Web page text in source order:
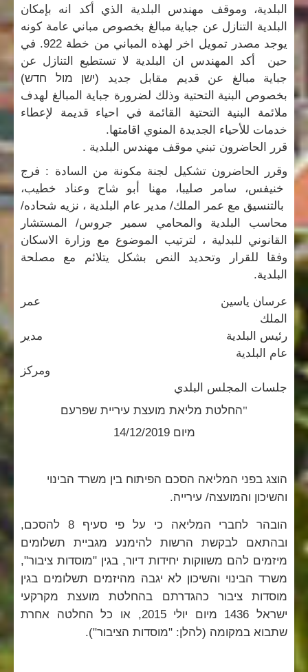
البلدية، وموقف مهندس البلدية الذي أكد انه بإمكان
البلدية التنازل عن جباية مبالغ بخصوص مباني عامة كونه
يوجد مصدر تمويل اخر لهذه المباني من خطة 922. في
حين أكد المهندس ان البلدية لا تستطيع التنازل عن
جباية مبالغ عن قديم مقابل جديد (ישן מול חדש)
بخصوص البنية التحتية وذلك لضرورة جباية المبالغ لهدف
ملائمة البنية التحتية القائمة في احياء قديمة لإعطاء
خدمات للأحياء الجديدة المنوي اقامتها.
قرر الحاضرون تبني موقف مهندس البلدية .
وقرر الحاضرون تشكيل لجنة مكونة من السادة : فرج
خنيفس، سامر صليبا، مهنا أبو شاح وعناد خطيب،
بالتنسيق مع عمر الملك/ مدير عام البلدية ، نزيه شحاده/
محاسب البلدية والمحامي سمير جروس/ المستشار
القانوني للبدلية ، لترتيب الموضوع مع وزارة الاسكان
وفقا للقرار وتحديد النص بشكل يتلائم مع مصلحة
البلدية.
عرسان ياسين عمر
الملك
رئيس البلدية مدير
عام البلدية
ومركز
جلسات المجلس البلدي
החלטת מליאת מועצת עיריית שפרעם"
מיום 14/12/2019
הוצג בפני המליאה הסכם הפיתוח בין משרד הבינוי
והשיכון והמועצה/ עירייה.
הובהר לחברי המליאה כי על פי סעיף 8 להסכם,
ובהתאם לבקשת הרשות להימנע מגביית תשלומים
מיזמים להם משווקות יחידות דיור, בגין "מוסדות ציבור",
משרד הבינוי והשיכון לא יגבה מהיזמים תשלומים בגין
מוסדות ציבור כהגדרתם בהחלטת מועצת מקרקעי
ישראל 1436 מיום יולי 2015, או כל החלטה אחרת
שתבוא במקומה (להלן: "מוסדות הציבור").